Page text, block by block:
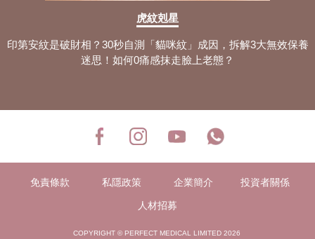
虎紋剋星
印第安紋是破財相？30秒自測「貓咪紋」成因，拆解3大無效保養
迷思！如何0痛感抹走臉上老態？
免責條款 私隱政策 企業簡介 投資者關係
人材招募
COPYRIGHT © PERFECT MEDICAL LIMITED 2026